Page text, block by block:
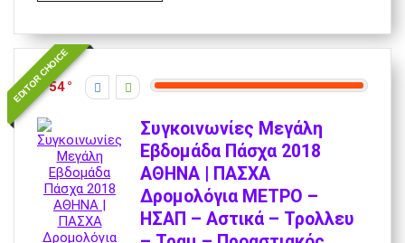
EDITOR CHOICE
54
Συγκοινωνίες Μεγάλη
Εβδομάδα Πάσχα 2018
ΑΘΗΝΑ | ΠΑΣΧΑ
Δρομολόγια ΜΕΤΡΟ –
ΗΣΑΠ – Αστικά – Τρολλευ